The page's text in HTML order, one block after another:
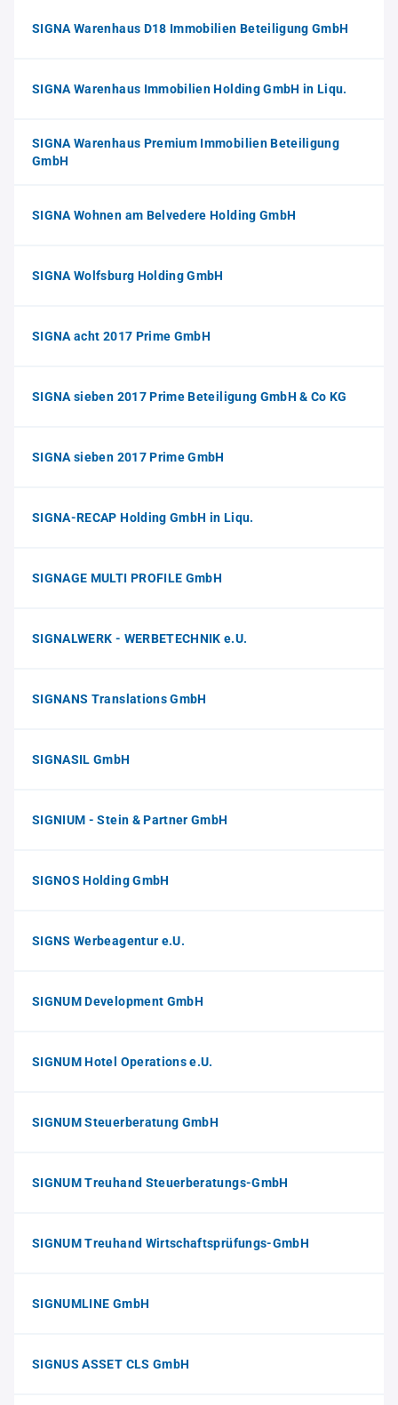
SIGNA Warenhaus D18 Immobilien Beteiligung GmbH
SIGNA Warenhaus Immobilien Holding GmbH in Liqu.
SIGNA Warenhaus Premium Immobilien Beteiligung
GmbH
SIGNA Wohnen am Belvedere Holding GmbH
SIGNA Wolfsburg Holding GmbH
SIGNA acht 2017 Prime GmbH
SIGNA sieben 2017 Prime Beteiligung GmbH & Co KG
SIGNA sieben 2017 Prime GmbH
SIGNA-RECAP Holding GmbH in Liqu.
SIGNAGE MULTI PROFILE GmbH
SIGNALWERK - WERBETECHNIK e.U.
SIGNANS Translations GmbH
SIGNASIL GmbH
SIGNIUM - Stein & Partner GmbH
SIGNOS Holding GmbH
SIGNS Werbeagentur e.U.
SIGNUM Development GmbH
SIGNUM Hotel Operations e.U.
SIGNUM Steuerberatung GmbH
SIGNUM Treuhand Steuerberatungs-GmbH
SIGNUM Treuhand Wirtschaftsprüfungs-GmbH
SIGNUMLINE GmbH
SIGNUS ASSET CLS GmbH